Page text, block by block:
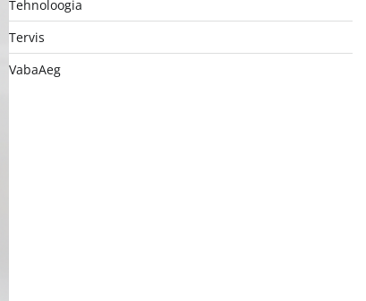
Tehnoloogia
Tervis
VabaAeg